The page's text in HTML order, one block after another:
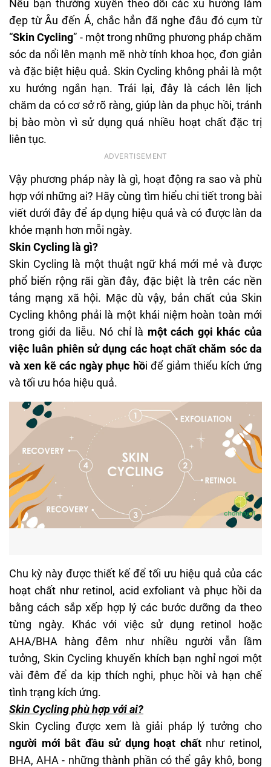
Nếu bạn thường xuyên theo dõi các xu hướng làm
đẹp từ Âu đến Á, chắc hẳn đã nghe đâu đó cụm từ
“Skin Cycling” - một trong những phương pháp chăm
sóc da nổi lên mạnh mẽ nhờ tính khoa học, đơn giản
và đặc biệt hiệu quả. Skin Cycling không phải là một
xu hướng ngắn hạn. Trái lại, đây là cách lên lịch
chăm da có cơ sở rõ ràng, giúp làn da phục hồi, tránh
bị bào mòn vì sử dụng quá nhiều hoạt chất đặc trị
liên tục.
Vậy phương pháp này là gì, hoạt động ra sao và phù
hợp với những ai? Hãy cùng tìm hiểu chi tiết trong bài
viết dưới đây để áp dụng hiệu quả và có được làn da
khỏe mạnh hơn mỗi ngày.
Skin Cycling là gì?
Skin Cycling là một thuật ngữ khá mới mẻ và được
phổ biến rộng rãi gần đây, đặc biệt là trên các nền
tảng mạng xã hội. Mặc dù vậy, bản chất của Skin
Cycling không phải là một khái niệm hoàn toàn mới
trong giới da liễu. Nó chỉ là một cách gọi khác của
việc luân phiên sử dụng các hoạt chất chăm sóc da
và xen kẽ các ngày phục hồi để giảm thiểu kích ứng
và tối ưu hóa hiệu quả.
Chu kỳ này được thiết kế để tối ưu hiệu quả của các
hoạt chất như retinol, acid exfoliant và phục hồi da
bằng cách sắp xếp hợp lý các bước dưỡng da theo
từng ngày. Khác với việc sử dụng retinol hoặc
AHA/BHA hàng đêm như nhiều người vẫn lầm
tưởng, Skin Cycling khuyến khích bạn nghỉ ngơi một
vài đêm để da kịp thích nghi, phục hồi và hạn chế
tình trạng kích ứng.
Skin Cycling phù hợp với ai?
Skin Cycling được xem là giải pháp lý tưởng cho
người mới bắt đầu sử dụng hoạt chấtnhư retinol,
BHA, AHA - những thành phần có thể gây khô, bong